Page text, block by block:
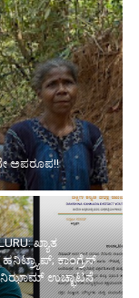
ಅಪರೂಪ!!
ಖ್ಯಾತ
ಕಾಂಗ್ರೆಸ್
ನಿಝಾಮ್ ಉಚ್ಛಾಟನೆ